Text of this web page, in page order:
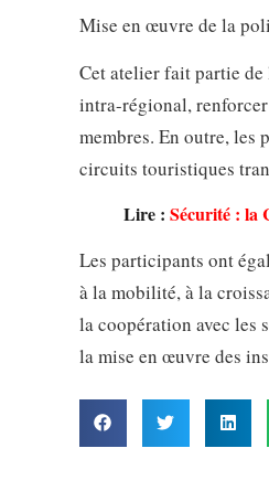
Mise en œuvre de la
Cet atelier fait partie
intra-régional,
membres. En outre, les
circuits touristiques
Lire : Sécurité : la
Les participants ont
à la mobilité, à la
la coopération avec les
la mise en œuvre des